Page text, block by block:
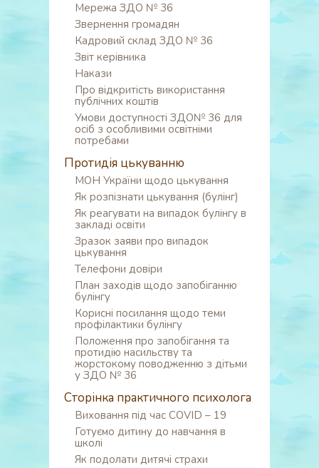
Мережа ЗДО № 36
Звернення громадян
Кадровий склад ЗДО № 36
Звіт керівника
Накази
Про відкритість використання
публічних коштів
Умови доступності ЗДО№ 36 для
осіб з особливими освітніми
потребами
Протидія цькуванню
МОН України щодо цькування
Як розпізнати цькування (булінг)
Як реагувати на випадок булінгу в
закладі освіти
Зразок заяви про випадок
цькування
Телефони довіри
План заходів щодо запобіганню
булінгу
Корисні посилання щодо теми
профілактики булінгу
Положення про запобігання та
протидію насильству та
жорстокому поводженню з дітьми
у ЗДО № 36
Сторінка практичного психолога
Виховання під час COVID – 19
Готуємо дитину до навчання в
школі
Як подолати дитячі страхи